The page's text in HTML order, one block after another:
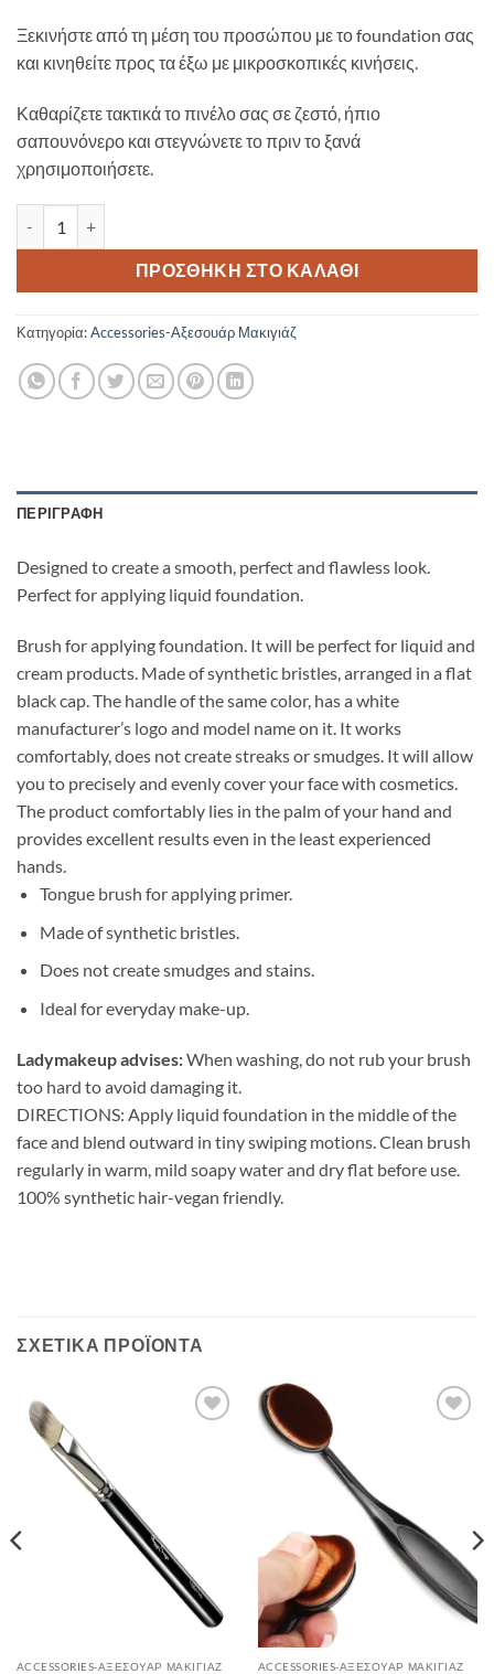
Ξεκινήστε από τη μέση του προσώπου με το foundation σας
και κινηθείτε προς τα έξω με μικροσκοπικές κινήσεις.
Καθαρίζετε τακτικά το πινέλο σας σε ζεστό, ήπιο
σαπουνόνερο και στεγνώνετε το πριν το ξανά
χρησιμοποιήσετε.
ΠΡΟΣΘΉΚΗ ΣΤΟ ΚΑΛΆΘΙ
Κατηγορία:Accessories-Αξεσουάρ Μακιγιάζ
ΠΕΡΙΓΡΑΦΉ
Designed to create a smooth, perfect and flawless look.
Perfect for applying liquid foundation.
Brush for applying foundation. It will be perfect for liquid and
cream products. Made of synthetic bristles, arranged in a flat
black cap. The handle of the same color, has a white
manufacturer’s logo and model name on it. It works
comfortably, does not create streaks or smudges. It will allow
you to precisely and evenly cover your face with cosmetics.
The product comfortably lies in the palm of your hand and
provides excellent results even in the least experienced
hands.
Tongue brush for applying primer.
Made of synthetic bristles.
Does not create smudges and stains.
Ideal for everyday make-up.
Ladymakeup advises:When washing, do not rub your brush
too hard to avoid damaging it.
DIRECTIONS: Apply liquid foundation in the middle of the
face and blend outward in tiny swiping motions. Clean brush
regularly in warm, mild soapy water and dry flat before use.
100% synthetic hair-vegan friendly.
ΣΧΕΤΙΚΆ ΠΡΟΪΌΝΤΑ
ACCESSORIES-ΑΞΕΣΟΥΆΡ ΜΑΚΙΓΙΆΖ ACCESSORIES-ΑΞΕΣΟΥΆΡ ΜΑΚΙΓΙΆΖ